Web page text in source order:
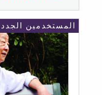
المستخدمين الجدد